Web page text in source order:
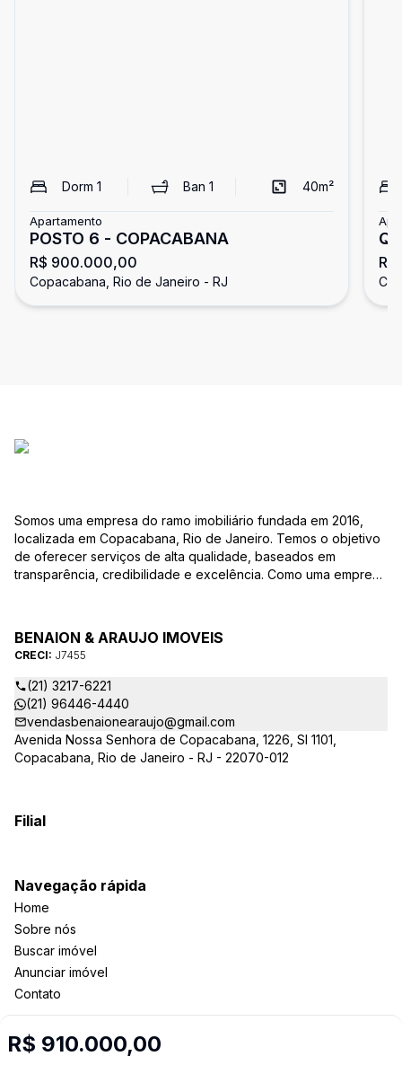
Dorm 1 Ban 1 40m²
Apartamento
POSTO 6 - COPACABANA
R$ 900.000,00
Copacabana, Rio de Janeiro - RJ
R$ 910.000,00
Somos uma empresa do ramo imobiliário fundada em 2016,
localizada em Copacabana, Rio de Janeiro. Temos o objetivo
de oferecer serviços de alta qualidade, baseados em
transparência, credibilidade e excelência. Como uma empresa
BENAION & ARAUJO IMOVEIS
CRECI: J7455
(21) 3217-6221
(21) 96446-4440
vendasbenaionearaujo@gmail.com
Avenida Nossa Senhora de Copacabana, 1226, Sl 1101,
Copacabana, Rio de Janeiro - RJ - 22070-012
Filial
Navegação rápida
Home
Sobre nós
Buscar imóvel
Anunciar imóvel
Contato